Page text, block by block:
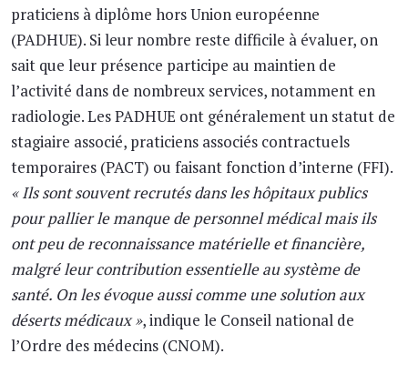
praticiens à diplôme hors Union européenne
(PADHUE). Si leur nombre reste difficile à évaluer, on
sait que leur présence participe au maintien de
l’activité dans de nombreux services, notamment en
radiologie. Les PADHUE ont généralement un statut de
stagiaire associé, praticiens associés contractuels
temporaires (PACT) ou faisant fonction d’interne (FFI).
« Ils sont souvent recrutés dans les hôpitaux publics
pour pallier le manque de personnel médical mais ils
ont peu de reconnaissance matérielle et financière,
malgré leur contribution essentielle au système de
santé. On les évoque aussi comme une solution aux
déserts médicaux », indique le Conseil national de
l’Ordre des médecins (CNOM).